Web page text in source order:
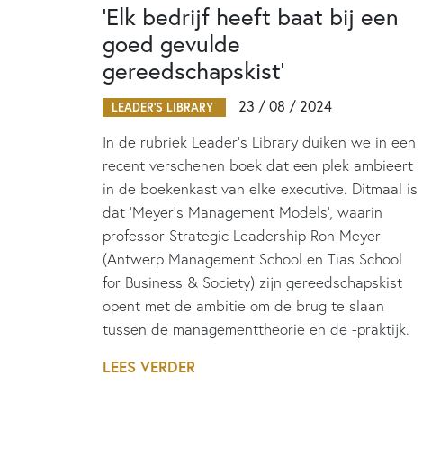
‘Elk bedrijf heeft baat bij een
goed gevulde
gereedschapskist’
LEADER'S LIBRARY
23 / 08 / 2024
In de rubriek Leader's Library duiken we in een
recent verschenen boek dat een plek ambieert
in de boekenkast van elke executive. Ditmaal is
dat ‘Meyer’s Management Models’, waarin
professor Strategic Leadership Ron Meyer
(Antwerp Management School en Tias School
for Business & Society) zijn gereedschapskist
opent met de ambitie om de brug te slaan
tussen de managementtheorie en de -praktijk.
LEES VERDER